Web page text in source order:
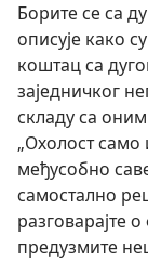
Борите се са
описује како
коштац са
заједничког
складу са
„Охолост само
међусобно
самостално
разговарајте
предузмите